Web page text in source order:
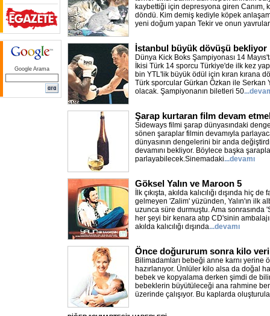
Google Arama
kaybettiği için depresyona giren Canım,
döndü. Kim demiş kediyle köpek
yeni doğum yapan Tekir ve onun
İstanbul büyük dövüşü bekliyor
Dünya Kick Boks Şampiyonası 14
İkisi Türk 14 sporcu Türkiye'de ilk kez
bin YTL'lik büyük ödül için kıran kırana
Türk sporcular Gürkan Özkan ile Serkan
olacak. Şampiyonanın biletleri 50
Şarap kurtaran film devam
Sideways filmi şarap dünyasındaki
sönen şaraplar filmin devamıyla
dünyasının dengelerini bir anda
devamını bekliyor. Böylece başka
parlayabilecek.Sinemadaki...devamı
Göksel Yalın ve Maroon 5
İlk çıkışta, akılda kalıcılığı dışında hiç
gelmeyen 'Zalim' yüzünden, Yalın'ın ilk
uzunca süre durmuştu. Ama sonrasında
her şeyi bir kenara atıp CD'sinin
akılda kalıcılığı dışında...devamı
Önce doğururum sonra kilo
Bilimadamları bebeği anne karnı yerine
hazırlanıyor. Ünlüler kilo alsa da doğal
bebek ve kopyalama derken şimdi de
bebeklerin büyütüleceği ana rahmine
üzerinde çalışıyor. Bu kaplarda